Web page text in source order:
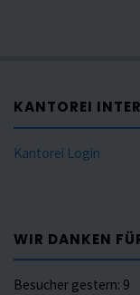
KANTOREI
Kantorei Login
WIR DANKEN
Besucher gestern: 9